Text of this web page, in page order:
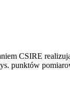
CSIRE
punktów